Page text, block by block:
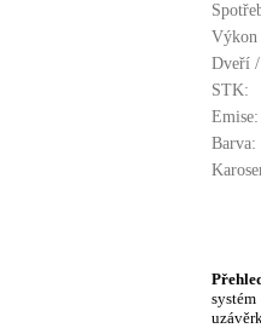
Výkon
Dveří /
STK:
Emise:
Barva: